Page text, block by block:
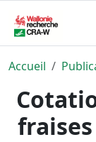
Accueil
fraises